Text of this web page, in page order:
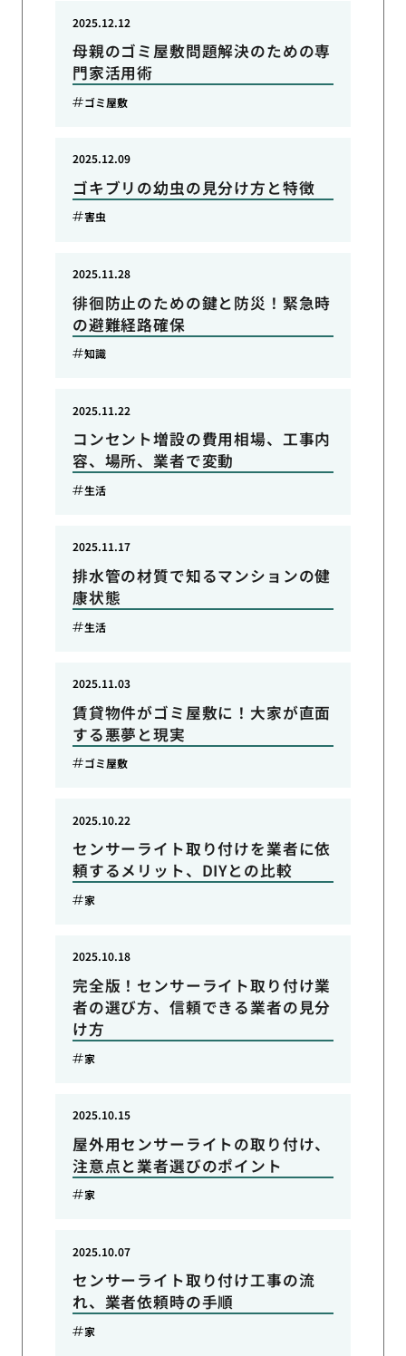
母親のゴミ屋敷問題解決のための専
門家活用術
2025.12.12
ゴミ屋敷
ゴキブリの幼虫の見分け方と特徴
2025.12.09
害虫
徘徊防止のための鍵と防災！緊急時
の避難経路確保
2025.11.28
知識
コンセント増設の費用相場、工事内
容、場所、業者で変動
2025.11.22
生活
排水管の材質で知るマンションの健
康状態
2025.11.17
生活
賃貸物件がゴミ屋敷に！大家が直面
する悪夢と現実
2025.11.03
ゴミ屋敷
センサーライト取り付けを業者に依
頼するメリット、DIYとの比較
2025.10.22
家
完全版！センサーライト取り付け業
者の選び方、信頼できる業者の見分
け方
2025.10.18
家
屋外用センサーライトの取り付け、
注意点と業者選びのポイント
2025.10.15
家
センサーライト取り付け工事の流
れ、業者依頼時の手順
2025.10.07
家